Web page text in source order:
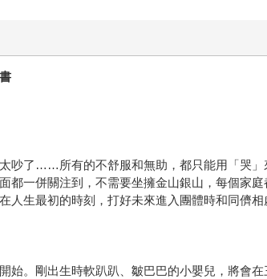
吵了……所有的不舒服和無助，都只能用「哭
都一併關注到，不需要坐擁金山銀山，每個家
生最初的時刻，打好未來進入團體時和同儕相
始。剛出生時軟趴趴、皺巴巴的小嬰兒，將會